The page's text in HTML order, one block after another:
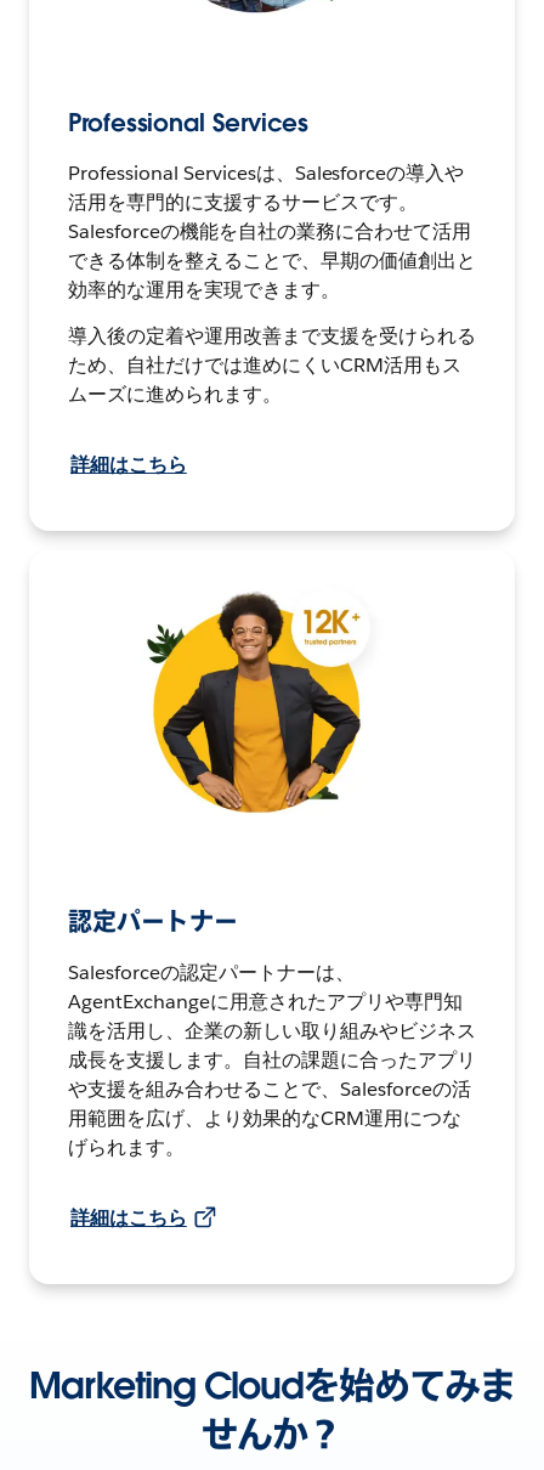
Professional Services
Professional Servicesは、Salesforceの導入や
活用を専門的に支援するサービスです。
Salesforceの機能を自社の業務に合わせて活用
できる体制を整えることで、早期の価値創出と
効率的な運用を実現できます。
導入後の定着や運用改善まで支援を受けられる
ため、自社だけでは進めにくいCRM活用もス
ムーズに進められます。
詳細はこちら
認定パートナー
Salesforceの認定パートナーは、
AgentExchangeに用意されたアプリや専門知
識を活用し、企業の新しい取り組みやビジネス
成長を支援します。自社の課題に合ったアプリ
や支援を組み合わせることで、Salesforceの活
用範囲を広げ、より効果的なCRM運用につな
げられます。
詳細はこちら
Marketing Cloudを始めてみま
せんか？